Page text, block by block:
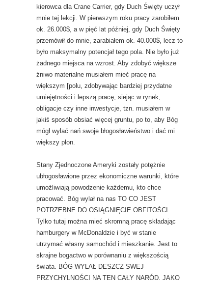
kierowca dla Crane Carrier, gdy Duch Święty uczył
mnie tej lekcji. W pierwszym roku pracy zarobiłem
ok. 26.000$, a w pięć lat później, gdy Duch Święty
przemówił do mnie, zarabiałem ok. 40.000$, lecz to
było maksymalny potencjał tego pola. Nie było już
żadnego miejsca na wzrost. Aby zdobyć większe
żniwo materialne musiałem mieć pracę na
większym [polu, zdobywając bardziej przydatne
umiejętności i lepszą pracę, siejąc w rynek,
obligacje czy inne inwestycje, tzn. musiałem w
jakiś sposób obsiać więcej gruntu, po to, aby Bóg
mógł wylać nań swoje błogosławieństwo i dać mi
większy plon.
Stany Zjednoczone Ameryki zostały potężnie
ubłogosławione przez ekonomiczne warunki, które
umożliwiają powodzenie każdemu, kto chce
pracować. Bóg wylał na nas TO CO JEST
POTRZEBNE DO OSIĄGNIĘCIE OBFITOŚCI.
Tylko tutaj można mieć skromną pracę składając
hamburgery w McDonaldzie i być w stanie
utrzymać własny samochód i mieszkanie. Jest to
skrajne bogactwo w porównaniu z większością
świata. BÓG WYLAŁ DESZCZ SWEJ
PRZYCHYLNOŚCI NA TEN CAŁY NARÓD. JAKO